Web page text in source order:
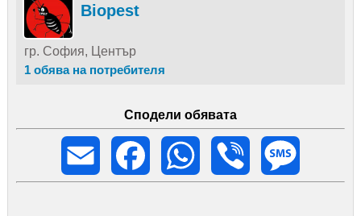
Biopest
гр. София, Център
1 обява на потребителя
Сподели обявата
Email
Facebook WhatsApp Viber